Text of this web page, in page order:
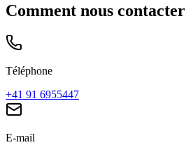
Comment nous contacter
Téléphone
+41 91 6955447
E-mail